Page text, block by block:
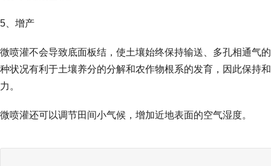
5、增产
微喷灌不会导致底面板结，使土壤始终保持输送、多孔相通气
种状况有利于土壤养分的分解和农作物根系的发育，因此保持
力。
微喷灌还可以调节田间小气候，增加近地表面的空气湿度。